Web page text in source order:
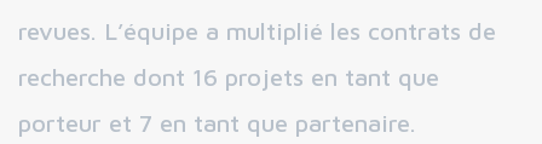
revues. L’équipe a multiplié les contrats de
recherche dont 16 projets en tant que
porteur et 7 en tant que partenaire.